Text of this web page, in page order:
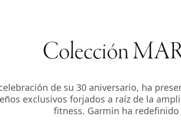
Colección
de su 30 aniversario, ha
exclusivos forjados a raíz de la
fitness. Garmin ha